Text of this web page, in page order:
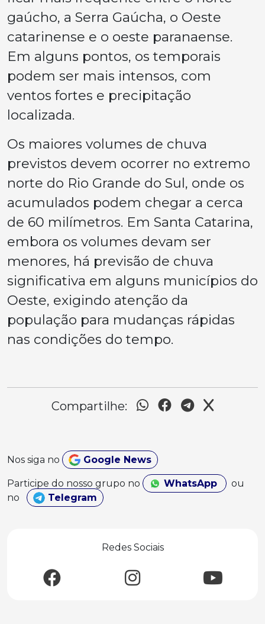
gaúcho, a Serra Gaúcha, o Oeste
catarinense e o oeste paranaense.
Em alguns pontos, os temporais
podem ser mais intensos, com
ventos fortes e precipitação
localizada.
Os maiores volumes de chuva
previstos devem ocorrer no extremo
norte do Rio Grande do Sul, onde os
acumulados podem chegar a cerca
de 60 milímetros. Em Santa Catarina,
embora os volumes devam ser
menores, há previsão de chuva
significativa em alguns municípios do
Oeste, exigindo atenção da
população para mudanças rápidas
nas condições do tempo.
Compartilhe:
Nos siga no Google News
Participe do nosso grupo no WhatsApp
ou
no
Telegram
Redes Sociais